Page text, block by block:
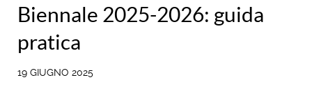
Biennale 2025-2026: guida
pratica
19 GIUGNO 2025